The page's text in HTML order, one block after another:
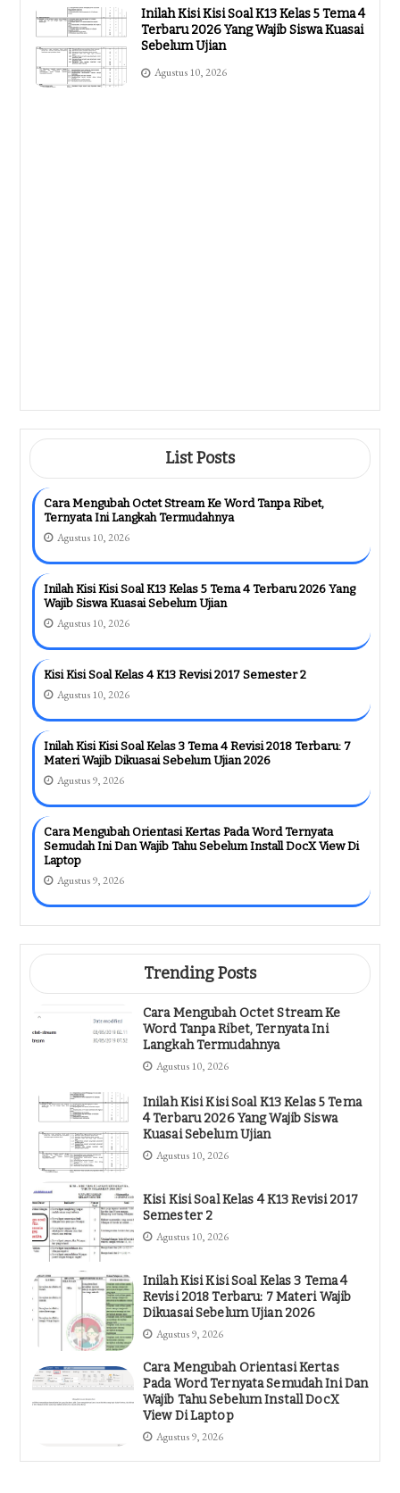
Inilah Kisi Kisi Soal K13 Kelas 5 Tema 4
Terbaru 2026 Yang Wajib Siswa Kuasai
Sebelum Ujian
Agustus 10, 2026
Tahu Sebelum Install DocX View Di
Laptop
Agustus 9, 2026
List Posts
Cara Mengubah Octet Stream Ke Word Tanpa Ribet,
Ternyata Ini Langkah Termudahnya
Agustus 10, 2026
Inilah Kisi Kisi Soal K13 Kelas 5 Tema 4 Terbaru 2026 Yang
Wajib Siswa Kuasai Sebelum Ujian
Agustus 10, 2026
Kisi Kisi Soal Kelas 4 K13 Revisi 2017 Semester 2
Agustus 10, 2026
Inilah Kisi Kisi Soal Kelas 3 Tema 4 Revisi 2018 Terbaru: 7
Materi Wajib Dikuasai Sebelum Ujian 2026
Agustus 9, 2026
Cara Mengubah Orientasi Kertas Pada Word Ternyata
Semudah Ini Dan Wajib Tahu Sebelum Install DocX View Di
Laptop
Agustus 9, 2026
Trending Posts
Cara Mengubah Octet Stream Ke
Word Tanpa Ribet, Ternyata Ini
Langkah Termudahnya
Agustus 10, 2026
Inilah Kisi Kisi Soal K13 Kelas 5 Tema
4 Terbaru 2026 Yang Wajib Siswa
Kuasai Sebelum Ujian
Agustus 10, 2026
Kisi Kisi Soal Kelas 4 K13 Revisi 2017
Semester 2
Agustus 10, 2026
Inilah Kisi Kisi Soal Kelas 3 Tema 4
Revisi 2018 Terbaru: 7 Materi Wajib
Dikuasai Sebelum Ujian 2026
Agustus 9, 2026
Cara Mengubah Orientasi Kertas
Pada Word Ternyata Semudah Ini Dan
Wajib Tahu Sebelum Install DocX
View Di Laptop
Agustus 9, 2026